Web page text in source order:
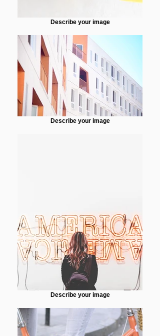
Describe your image
Describe your image
Describe your image